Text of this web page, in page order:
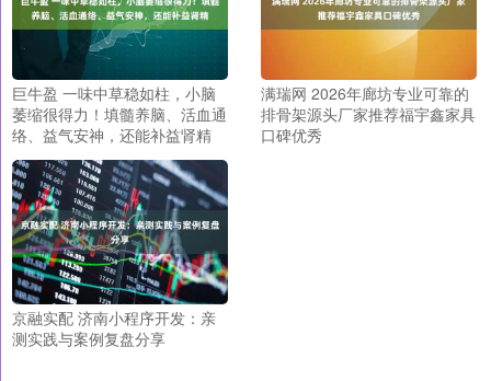
巨牛盈 一味中草稳如柱，小脑
萎缩很得力！填髓养脑、活血通
络、益气安神，还能补益肾精
满瑞网 2026年廊坊专业可靠的
排骨架源头厂家推荐福宇鑫家具
口碑优秀
京融实配 济南小程序开发：亲
测实践与案例复盘分享